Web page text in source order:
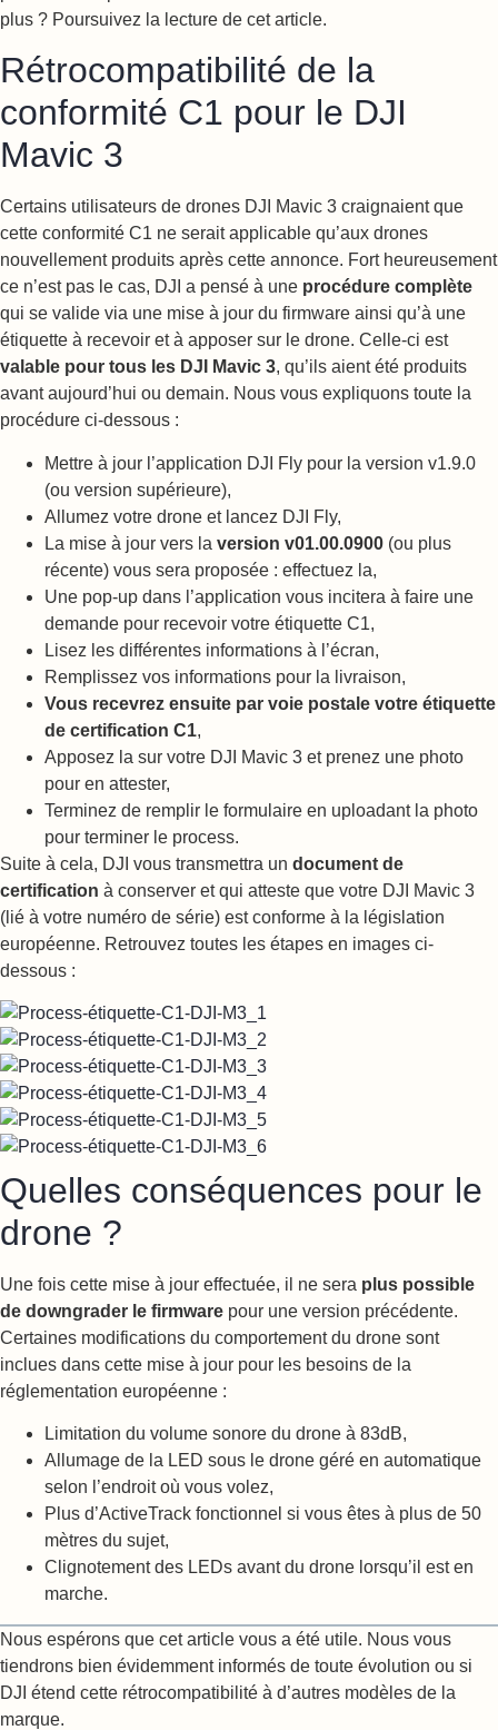
plus ? Poursuivez la lecture de cet article.
Rétrocompatibilité de la
conformité C1 pour le DJI
Mavic 3
Certains utilisateurs de drones DJI Mavic 3 craignaient que
cette conformité C1 ne serait applicable qu’aux drones
nouvellement produits après cette annonce. Fort heureusement
ce n’est pas le cas, DJI a pensé à une procédure complète
qui se valide via une mise à jour du firmware ainsi qu’à une
étiquette à recevoir et à apposer sur le drone. Celle-ci est
valable pour tous les DJI Mavic 3, qu’ils aient été produits
avant aujourd’hui ou demain. Nous vous expliquons toute la
procédure ci-dessous :
Mettre à jour l’application DJI Fly pour la version v1.9.0
(ou version supérieure),
Allumez votre drone et lancez DJI Fly,
La mise à jour vers la version v01.00.0900 (ou plus
récente) vous sera proposée : effectuez la,
Une pop-up dans l’application vous incitera à faire une
demande pour recevoir votre étiquette C1,
Lisez les différentes informations à l’écran,
Remplissez vos informations pour la livraison,
Vous recevrez ensuite par voie postale votre étiquette
de certification C1,
Apposez la sur votre DJI Mavic 3 et prenez une photo
pour en attester,
Terminez de remplir le formulaire en uploadant la photo
pour terminer le process.
Suite à cela, DJI vous transmettra un document de
certification à conserver et qui atteste que votre DJI Mavic 3
(lié à votre numéro de série) est conforme à la législation
européenne. Retrouvez toutes les étapes en images ci-
dessous :
Quelles conséquences pour le
drone ?
Une fois cette mise à jour effectuée, il ne sera plus possible
de downgrader le firmware pour une version précédente.
Certaines modifications du comportement du drone sont
inclues dans cette mise à jour pour les besoins de la
réglementation européenne :
Limitation du volume sonore du drone à 83dB,
Allumage de la LED sous le drone géré en automatique
selon l’endroit où vous volez,
Plus d’ActiveTrack fonctionnel si vous êtes à plus de 50
mètres du sujet,
Clignotement des LEDs avant du drone lorsqu’il est en
marche.
Nous espérons que cet article vous a été utile. Nous vous
tiendrons bien évidemment informés de toute évolution ou si
DJI étend cette rétrocompatibilité à d’autres modèles de la
marque.